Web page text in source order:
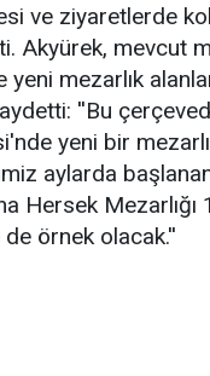
ve ziyaretlerde
Akyürek, mevcut
yeni mezarlık
''Bu
yeni bir
aylarda
Hersek
de örnek olacak.''